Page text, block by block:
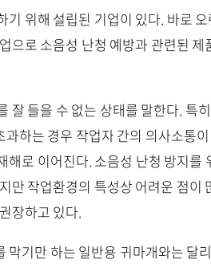
위해 설립된 기업이 있다. 바로
으로 소음성 난청 예방과 관련된 제
잘 들을 수 없는 상태를 말한다. 특
하는 경우 작업자 간의 의사소통
로 이어진다. 소음성 난청 방지를
만 작업환경의 특성상 어려운 점이
장하고 있다.
기만 하는 일반용 귀마개와는 달